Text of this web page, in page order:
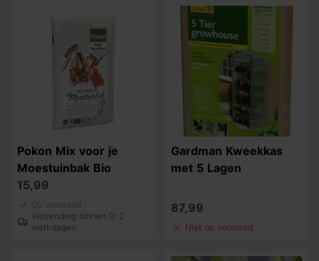
Pokon Mix voor je
Moestuinbak Bio
15,99
Op voorraad
Verzending binnen 0-2
werkdagen
Gardman Kweekkas
met 5 Lagen
87,99
Niet op voorraad